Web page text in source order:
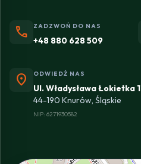
phone ZADZWOŃ DO NAS
+48 880 628 509
location_on ODWIEDŹ NAS
Ul. Władysława Łokietka 1
44-190 Knurów, Śląskie
NIP: 6271930582